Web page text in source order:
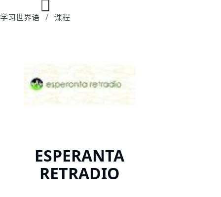
学习世界语 课程
ESPERANTA
RETRADIO